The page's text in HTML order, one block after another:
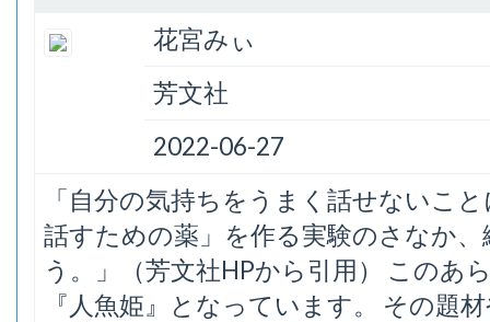
花宮みぃ
芳文社
2022-06-27
「自分の気持ちをうまく話せないこ
話すための薬」を作る実験のさなか
う。」（芳文社HPから引用） このあ
『人魚姫』となっています。 その題